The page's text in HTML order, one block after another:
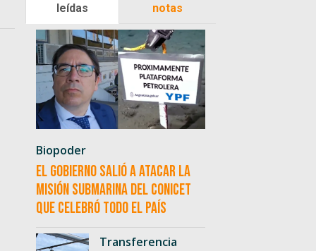
leídas
notas
Biopoder
El Gobierno salió a atacar la
misión submarina del CONICET
que celebró todo el país
Transferencia